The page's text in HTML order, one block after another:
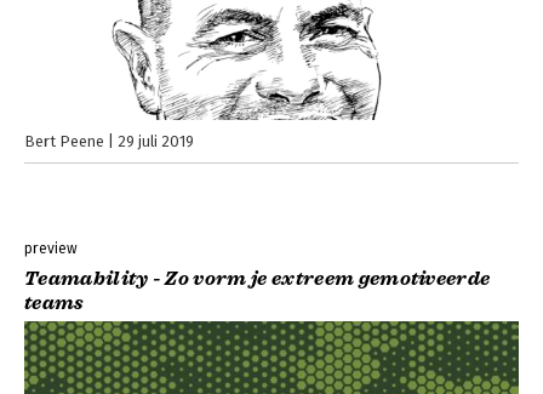
Bert Peene 29 juli 2019
preview
Teamability - Zo vorm je extreem gemotiveerde
teams